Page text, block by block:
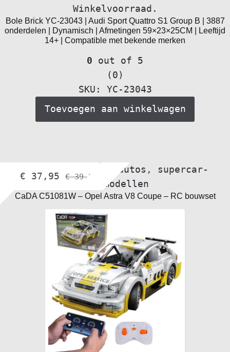
Winkelvoorraad.
Bole Brick YC-23043 | Audi Sport Quattro S1 Group B | 3887
onderdelen | Dynamisch | Afmetingen 59×23×25CM | Leeftijd
14+ | Compatible met bekende merken
0 out of 5
(0)
SKU: YC-23043
Toevoegen aan winkelwagen
autos , supercar-
bouwmodellen
CaDA C51081W – Opel Astra V8 Coupe – RC bouwset
€ 37,95 €39,95